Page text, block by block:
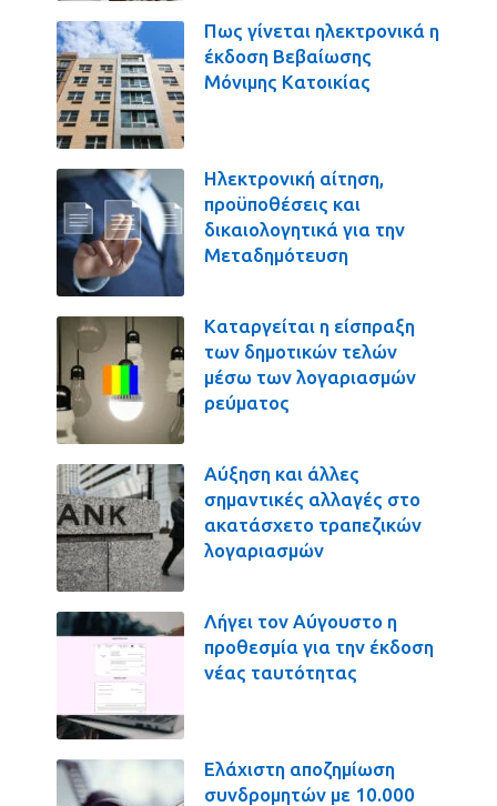
Πως γίνεται ηλεκτρονικά η
έκδοση Βεβαίωσης
Μόνιμης Κατοικίας
Ηλεκτρονική αίτηση,
προϋποθέσεις και
δικαιολογητικά για την
Μεταδημότευση
Καταργείται η είσπραξη
των δημοτικών τελών
μέσω των λογαριασμών
ρεύματος
Αύξηση και άλλες
σημαντικές αλλαγές στο
ακατάσχετο τραπεζικών
λογαριασμών
Λήγει τον Αύγουστο η
προθεσμία για την έκδοση
νέας ταυτότητας
Ελάχιστη αποζημίωση
συνδρομητών με 10.000